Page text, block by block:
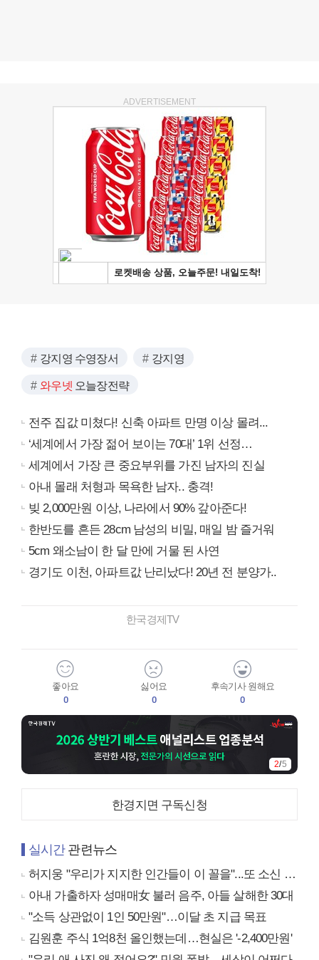
ADVERTISEMENT
강지영 수영장서 강지영
와우넷 오늘장전략
전주 집값 미쳤다! 신축 아파트 만명 이상 몰려...
‘세계에서 가장 젊어 보이는 70대’ 1위 선정…
세계에서 가장 큰 중요부위를 가진 남자의 진실
아내 몰래 처형과 목욕한 남자.. 충격!
빚 2,000만원 이상, 나라에서 90% 갚아준다!
한반도를 흔든 28cm 남성의 비밀, 매일 밤 즐거워
5cm 왜소남이 한 달 만에 거물 된 사연
경기도 이천, 아파트값 난리났다! 20년 전 분양가..
한국경제TV
좋아요
0
싫어요
0
후속기사 원해요
0
2/5
한경지면 구독신청
실시간관련뉴스
허지웅 "우리가 지지한 인간들이 이 꼴을"...또 소신 발언
아내 가출하자 성매매女 불러 음주, 아들 살해한 30대
"소득 상관없이 1인 50만원"…이달 초 지급 목표
김원훈 주식 1억8천 올인했는데…현실은 '-2,400만원'